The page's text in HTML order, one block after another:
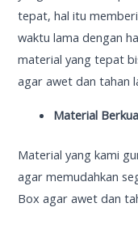
tepat, hal itu
waktu lama dengan
material yang tepat
agar awet dan tahan
Material
Material yang kami
agar memudahkan
Box agar awet dan